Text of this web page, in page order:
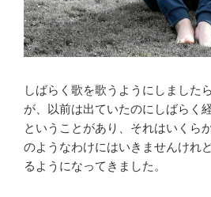
しばらく歌を歌うようにしました
が、以前は出ていたのにしばらく
ということがあり、それはいくら
のようなわけにはいきませんけれ
るようになってきました。